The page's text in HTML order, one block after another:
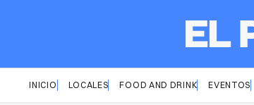
INICIO LOCALES FOOD AND DRINK EVENTOS